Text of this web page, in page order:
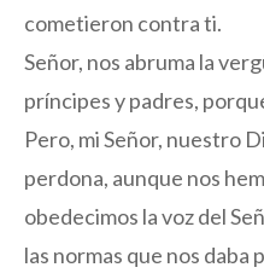
cometieron contra ti.
Señor, nos abruma la
príncipes y padres,
Pero, mi Señor, nuestro
perdona, aunque nos
obedecimos la voz del
las normas que nos daba